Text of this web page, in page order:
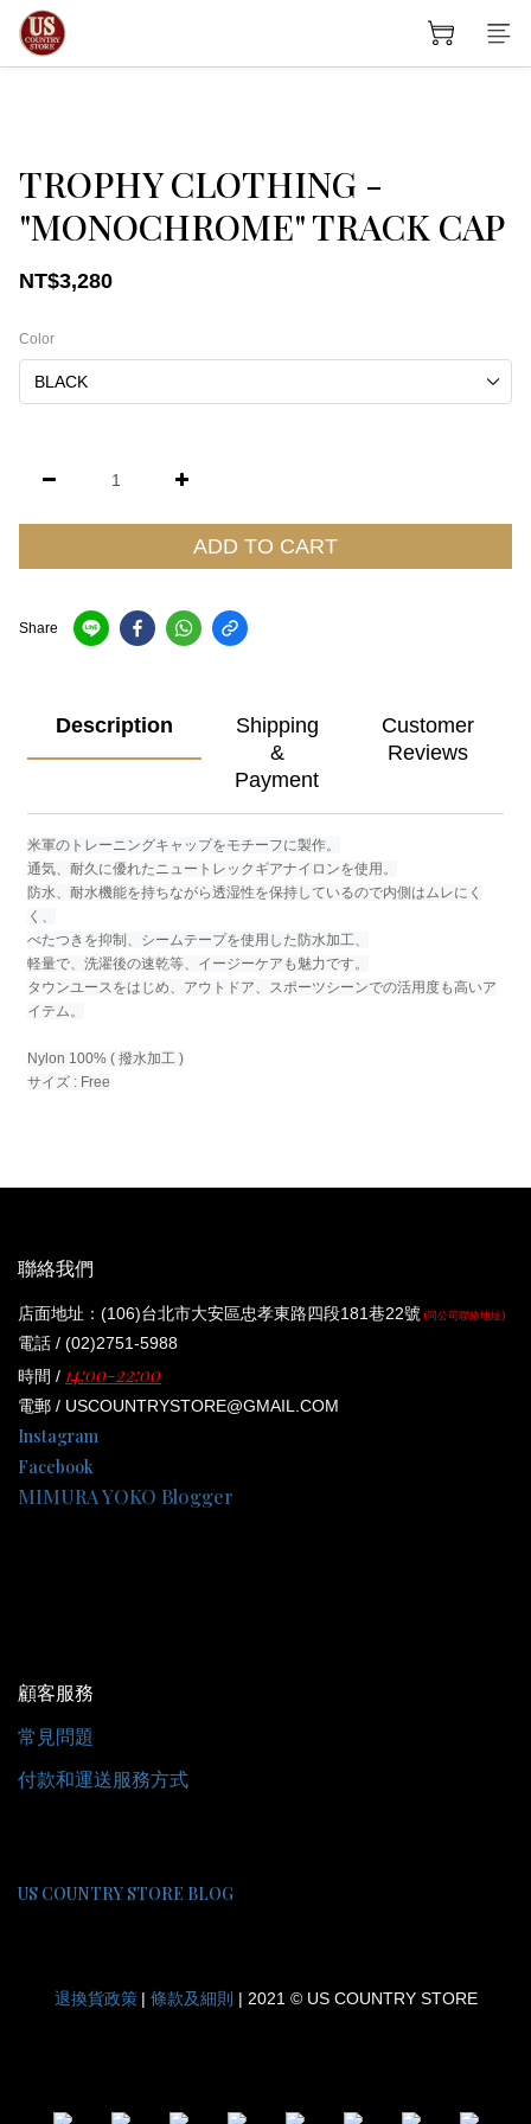
TROPHY CLOTHING -
"MONOCHROME" TRACK CAP
NT$3,280
Color
ADD TO CART
Share
Description
Shipping
&
Payment
Customer
Reviews
米軍のトレーニングキャップをモチーフに製作。
通気、耐久に優れたニュートレックギアナイロンを使用。
防水、耐水機能を持ちながら透湿性を保持しているので内側はムレにく
く、
べたつきを抑制、シームテープを使用した防水加工、
軽量で、洗濯後の速乾等、イージーケアも魅力です。
タウンユースをはじめ、アウトドア、スポーツシーンでの活用度も高いア
イテム。
Nylon 100% ( 撥水加工 )
サイズ : Free
聯絡我們
店面地址：(106)台北市大安區忠孝東路四段181巷22號 (同公司聯絡地址)
電話 / (02)2751-5988
時間 / 14:00-22:00
電郵 / USCOUNTRYSTORE@GMAIL.COM
Instagram
Facebook
MIMURA YOKO Blogger
顧客服務
常見問題
付款和運送服務方式
US COUNTRY STORE BLOG
退換貨政策 | 條款及細則 | 2021 © US COUNTRY STORE